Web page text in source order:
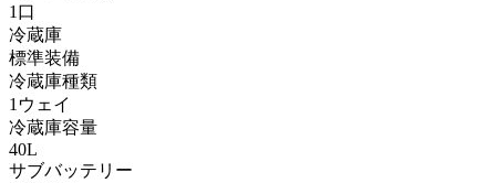
1口
冷蔵庫
標準装備
冷蔵庫種類
1ウェイ
冷蔵庫容量
40L
サブバッテリー